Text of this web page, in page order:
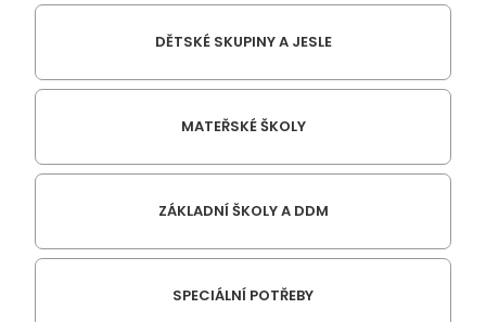
DĚTSKÉ SKUPINY A JESLE
MATEŘSKÉ ŠKOLY
ZÁKLADNÍ ŠKOLY A DDM
SPECIÁLNÍ POTŘEBY